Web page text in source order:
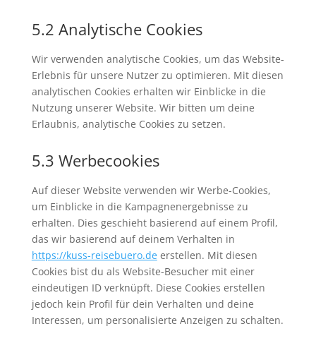
5.2 Analytische Cookies
Wir verwenden analytische Cookies, um das Website-
Erlebnis für unsere Nutzer zu optimieren. Mit diesen
analytischen Cookies erhalten wir Einblicke in die
Nutzung unserer Website. Wir bitten um deine
Erlaubnis, analytische Cookies zu setzen.
5.3 Werbecookies
Auf dieser Website verwenden wir Werbe-Cookies,
um Einblicke in die Kampagnenergebnisse zu
erhalten. Dies geschieht basierend auf einem Profil,
das wir basierend auf deinem Verhalten in
https://kuss-reisebuero.deerstellen. Mit diesen
Cookies bist du als Website-Besucher mit einer
eindeutigen ID verknüpft. Diese Cookies erstellen
jedoch kein Profil für dein Verhalten und deine
Interessen, um personalisierte Anzeigen zu schalten.